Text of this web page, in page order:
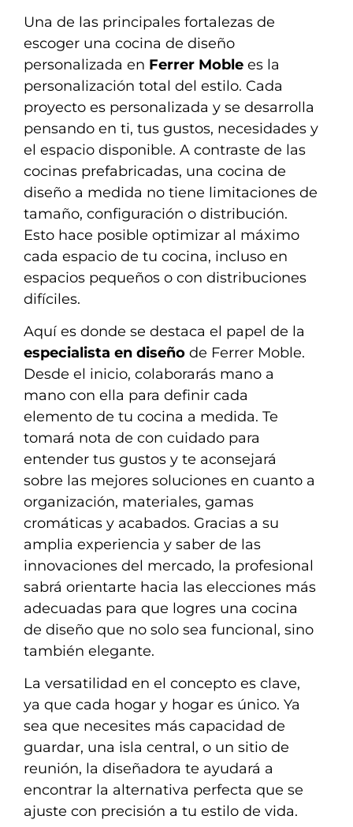
Una de las principales fortalezas de
escoger una cocina de diseño
personalizada en Ferrer Moble es la
personalización total del estilo. Cada
proyecto es personalizada y se desarrolla
pensando en ti, tus gustos, necesidades y
el espacio disponible. A contraste de las
cocinas prefabricadas, una cocina de
diseño a medida no tiene limitaciones de
tamaño, configuración o distribución.
Esto hace posible optimizar al máximo
cada espacio de tu cocina, incluso en
espacios pequeños o con distribuciones
difíciles.
Aquí es donde se destaca el papel de la
especialista en diseño de Ferrer Moble.
Desde el inicio, colaborarás mano a
mano con ella para definir cada
elemento de tu cocina a medida. Te
tomará nota de con cuidado para
entender tus gustos y te aconsejará
sobre las mejores soluciones en cuanto a
organización, materiales, gamas
cromáticas y acabados. Gracias a su
amplia experiencia y saber de las
innovaciones del mercado, la profesional
sabrá orientarte hacia las elecciones más
adecuadas para que logres una cocina
de diseño que no solo sea funcional, sino
también elegante.
La versatilidad en el concepto es clave,
ya que cada hogar y hogar es único. Ya
sea que necesites más capacidad de
guardar, una isla central, o un sitio de
reunión, la diseñadora te ayudará a
encontrar la alternativa perfecta que se
ajuste con precisión a tu estilo de vida.